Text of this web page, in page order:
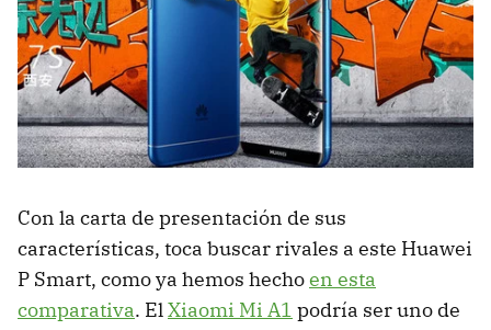
Con la carta de presentación de sus
características, toca buscar rivales a este Huawei
P Smart, como ya hemos hechoen esta
comparativa. ElXiaomi Mi A1 podría ser uno de